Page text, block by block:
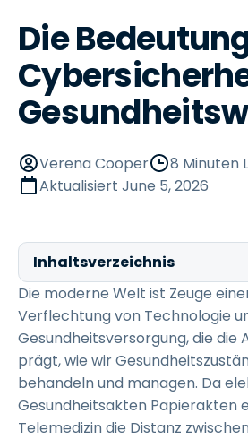
Die
Verena Cooper
8 Minuten
Aktualisiert June 5, 2026
Inhaltsverzeichnis
Die moderne Welt ist Zeuge
Verflechtung von Technologie
Gesundheitsversorgung, die die
prägt, wie wir
behandeln und managen. Da
Gesundheitsakten Papierakten
Telemedizin die Distanz